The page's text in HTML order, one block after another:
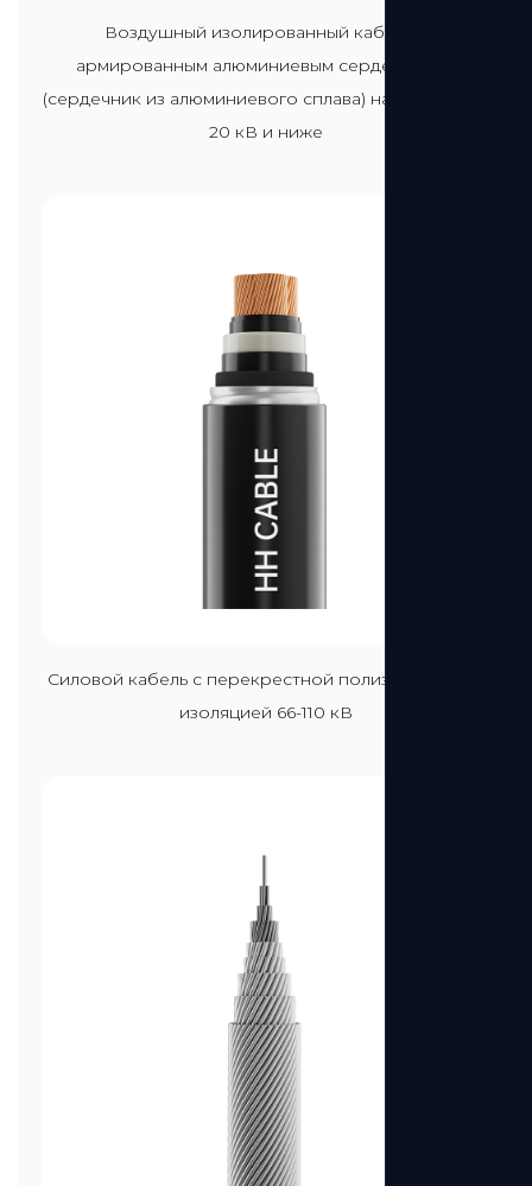
Посмотреть больше
Воздушный изолированный кабель с
армированным алюминиевым сердечником
(сердечник из алюминиевого сплава) напряжением
20 кВ и ниже
Посмотреть больше
Силовой кабель с перекрестной полиэтиленовой
изоляцией 66-110 кВ